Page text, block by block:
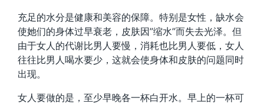
充足的水分是健康和美容的保障。特别是女性，缺水会
使她们的身体过早衰老，皮肤因”缩水”而失去光泽。但
由于女人的代谢比男人要慢，消耗也比男人要低，女人
往往比男人喝水要少，这就会使身体和皮肤的问题同时
出现。
女人要做的是，至少早晚各一杯白开水。早上的一杯可